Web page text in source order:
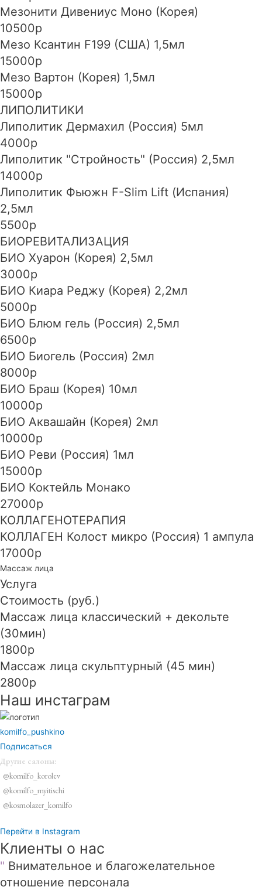
Мезонити Дивениус Моно (Корея)
10500р
Мезо Ксантин F199 (CША) 1,5мл
15000р
Мезо Вартон (Корея) 1,5мл
15000р
ЛИПОЛИТИКИ
Липолитик Дермахил (Россия) 5мл
4000р
Липолитик "Стройность" (Россия) 2,5мл
14000р
Липолитик Фьюжн F-Slim Lift (Испания)
2,5мл
5500р
БИОРЕВИТАЛИЗАЦИЯ
БИО Хуарон (Корея) 2,5мл
3000р
БИО Киара Реджу (Корея) 2,2мл
5000р
БИО Блюм гель (Россия) 2,5мл
6500р
БИО Биогель (Россия) 2мл
8000р
БИО Браш (Корея) 10мл
10000р
БИО Аквашайн (Корея) 2мл
10000р
БИО Реви (Россия) 1мл
15000р
БИО Коктейль Монако
27000р
КОЛЛАГЕНОТЕРАПИЯ
КОЛЛАГЕН Колост микро (Россия) 1 ампула
17000р
Массаж лица
Услуга
Стоимость (руб.)
Массаж лица классический + декольте
(30мин)
1800р
Массаж лица скульптурный (45 мин)
2800р
Наш инстаграм
komilfo_pushkino
Подписаться
Другие салоны:
@komilfo_korolev
@komilfo_myitischi
@kosmolazer_komilfo
Перейти в Instagram
Клиенты о нас
" Внимательное и благожелательное
отношение персонала